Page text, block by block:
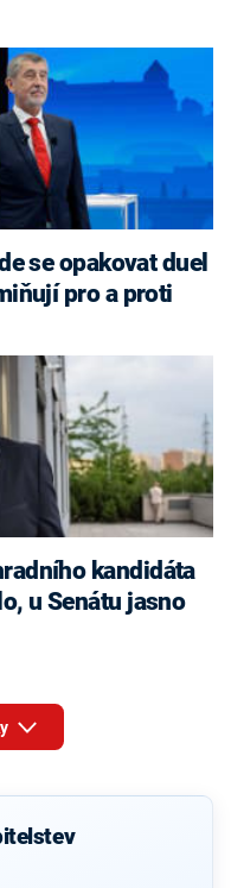
pro a proti
kandidáta
u Senátu jasno